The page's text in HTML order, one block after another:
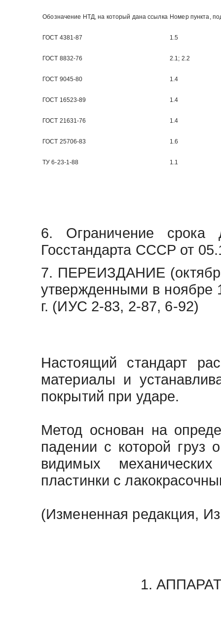
Обозначение НТД, на который дана ссылка Номер пункта,
ГОСТ 4381-87 1.5
ГОСТ 8832-76 2.1; 2.2
ГОСТ 9045-80 1.4
ГОСТ 16523-89 1.4
ГОСТ 21631-76 1.4
ГОСТ 25706-83 1.6
ТУ 6-23-1-88 1.1
6. Ограничение срока
Госстандарта СССР от
7. ПЕРЕИЗДАНИЕ
утвержденными в ноябре
г. (ИУС 2-83, 2-87, 6-92)
Настоящий стандарт
материалы и
покрытий при ударе.
Метод основан на
падении с которой груз
видимых
пластинки с
(Измененная редакция,
1.